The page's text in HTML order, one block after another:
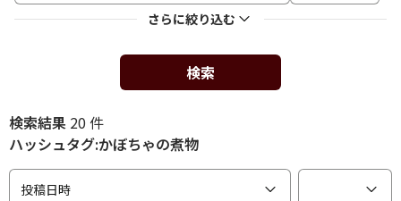
さらに絞り込む
検索
検索結果 20 件
ハッシュタグ:かぼちゃの煮物
投稿日時